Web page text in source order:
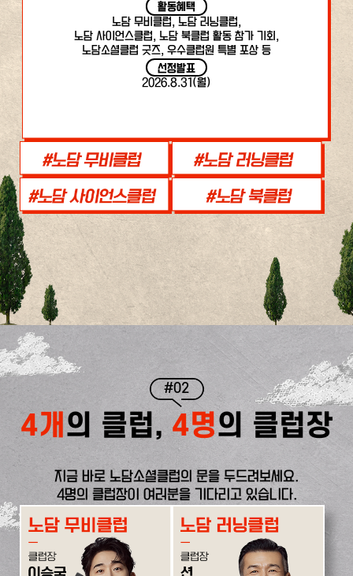
활동혜택
노담 무비클럽, 노담 러닝클럽,
노담 사이언스클럽, 노담 북클럽 활동 참가 기회,
노담소셜클럽 굿즈, 우수클럽원 특별 포상 등
선정발표
2026.8.31(월)
#02
4개 의 클럽, 4명의 클럽장
지금 바로 노담소셜클럽의 문을 두드려보세요.
4명의 클럽장이 여러분을 기다리고 있습니다.